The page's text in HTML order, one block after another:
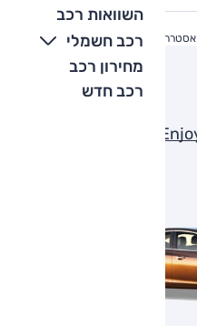
השוואות רכב
רכב חשמלי
מחירון רכב
רכב חדש
אסטרה סדאן 1.4 ל' טורבו, אוט', Enjoy